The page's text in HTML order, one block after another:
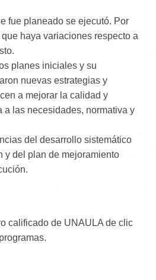
fue planeado se ejecutó. Por
haya variaciones respecto a
planes iniciales y su
nuevas estrategias y
a mejorar la calidad y
a las necesidades, normativa y
del desarrollo sistemático
y del plan de mejoramiento
calificado de UNAULA de clic